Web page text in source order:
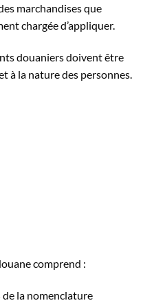
marchandises que
chargée d’appliquer.
douaniers doivent être
à la nature des personnes.
comprend :
la nomenclature